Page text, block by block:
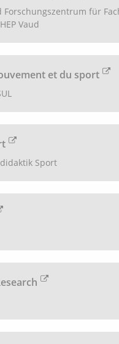
Forschungszentrum für
HEP Vaud
et du sport
Sport